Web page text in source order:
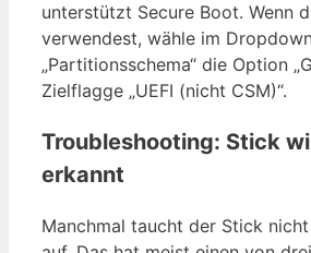
unterstützt Secure Boot. Wenn
verwendest, wähle im
„Partitionsschema“ die Option
Zielflagge „UEFI (nicht CSM)“.
Troubleshooting: Stick
erkannt
Manchmal taucht der Stick